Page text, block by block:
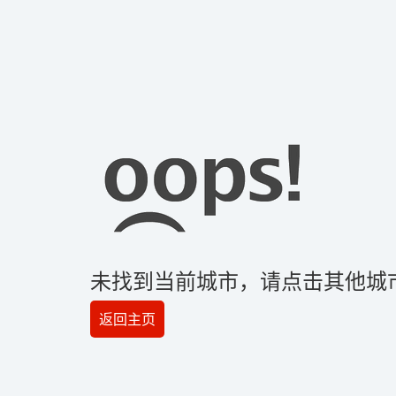
未找到当前城市，请点击其他城
返回主页